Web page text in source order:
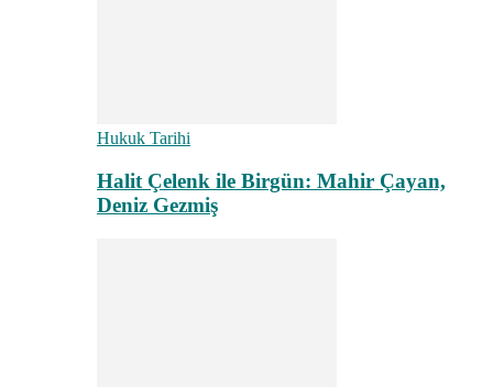
Hukuk Tarihi
Halit Çelenk ile Birgün: Mahir Çayan,
Deniz Gezmiş